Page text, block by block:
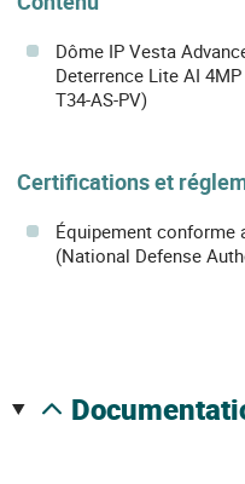
Dôme IP Vesta
Deterrence Lite AI
T34-AS-PV)
Certifications et
Équipement conforme
(National Defense